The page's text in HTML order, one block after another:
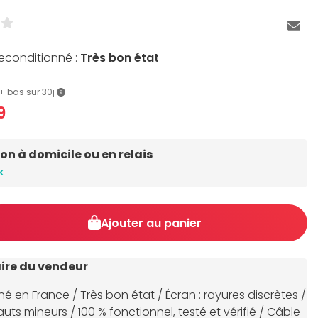
: Très bon état
bas sur 30j
à domicile ou en relais
Ajouter au panier
du vendeur
en France / Très bon état / Écran : rayures discrètes /
mineurs / 100 % fonctionnel, testé et vérifié / Câble